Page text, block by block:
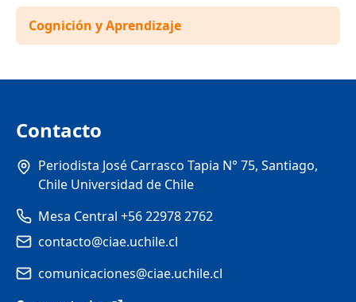
Cognición y Aprendizaje
Contacto
Periodista José Carrasco Tapia N° 75, Santiago,
Chile Universidad de Chile
Mesa Central +56 22978 2762
contacto@ciae.uchile.cl
comunicaciones@ciae.uchile.cl